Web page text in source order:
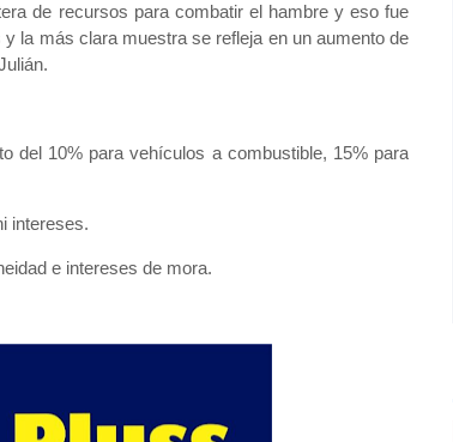
de recursos para combatir el hambre y eso fue
la más clara muestra se refleja en un aumento de
del 10% para vehículos a combustible, 15% para
intereses.
e intereses de mora.